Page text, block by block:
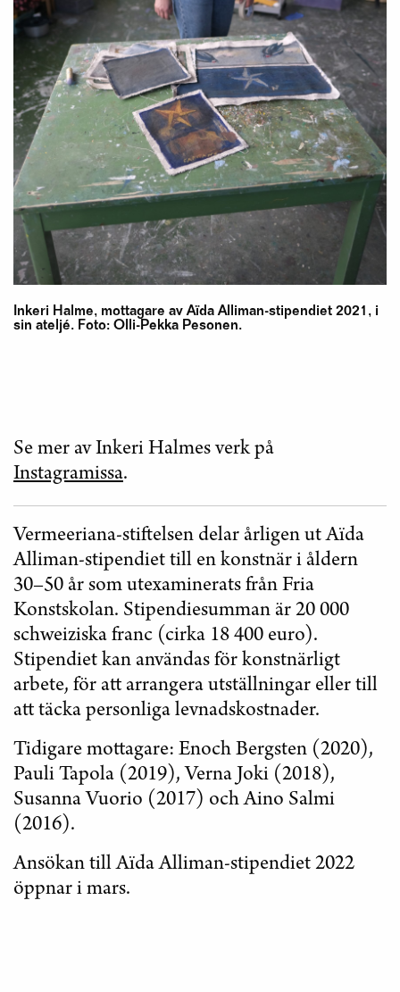
Inkeri Halme, mottagare av Aïda Alliman-stipendiet 2021, i
sin ateljé. Foto: Olli-Pekka Pesonen.
Se mer av Inkeri Halmes verk på
Instagramissa.
Vermeeriana-stiftelsen delar årligen ut Aïda
Alliman-stipendiet till en konstnär i åldern
30–50 år som utexaminerats från Fria
Konstskolan. Stipendiesumman är 20 000
schweiziska franc (cirka 18 400 euro).
Stipendiet kan användas för konstnärligt
arbete, för att arrangera utställningar eller till
att täcka personliga levnadskostnader.
Tidigare mottagare: Enoch Bergsten (2020),
Pauli Tapola (2019), Verna Joki (2018),
Susanna Vuorio (2017) och Aino Salmi
(2016).
Ansökan till Aïda Alliman-stipendiet 2022
öppnar i mars.